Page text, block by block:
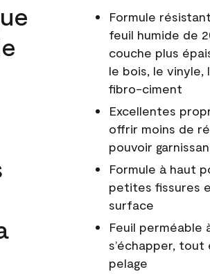
Formule
feuil humide de
couche plus
le bois, le vinyle,
fibro-ciment
Excellentes
offrir moins de
pouvoir
Formule à haut
petites fissures
surface
Feuil perméable
s’échapper,
pelage